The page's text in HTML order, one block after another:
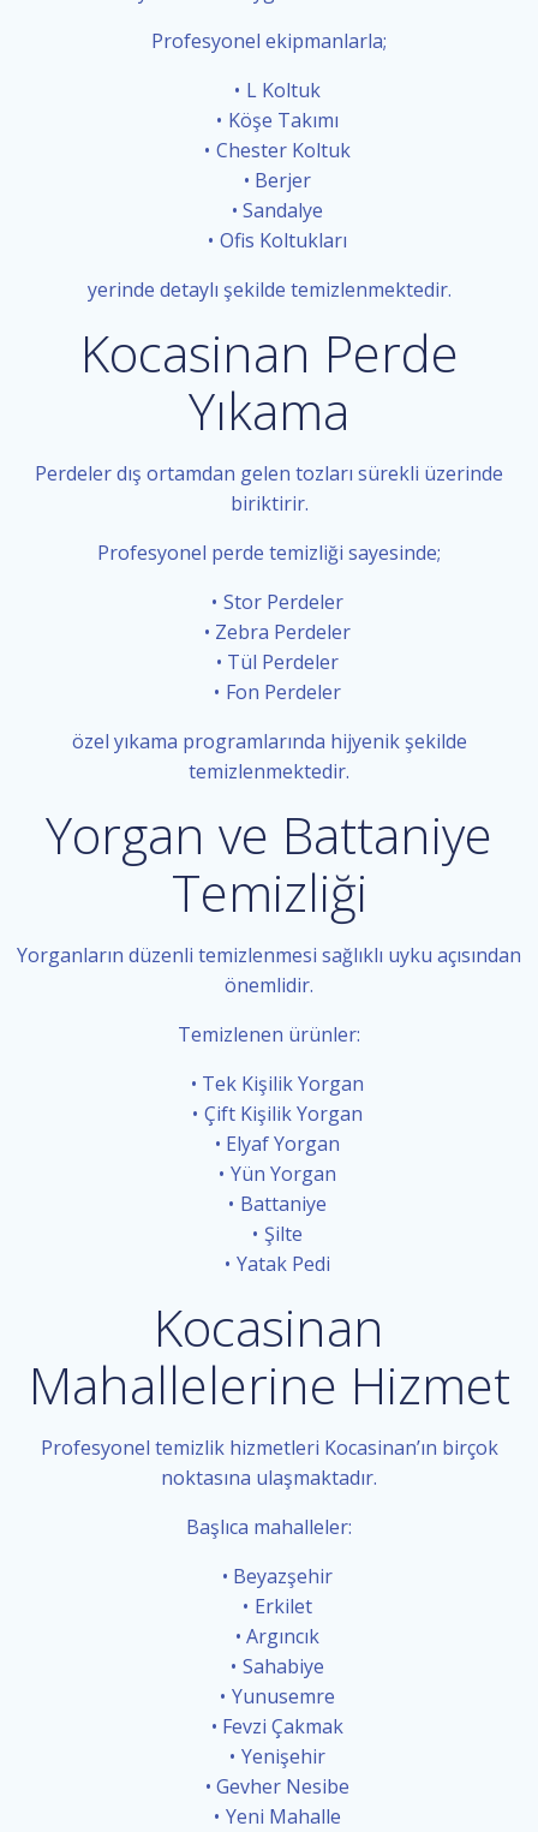
Profesyonel ekipmanlarla;
L Koltuk
Köşe Takımı
Chester Koltuk
Berjer
Sandalye
Ofis Koltukları
yerinde detaylı şekilde temizlenmektedir.
Kocasinan Perde
Yıkama
Perdeler dış ortamdan gelen tozları sürekli üzerinde
biriktirir.
Profesyonel perde temizliği sayesinde;
Stor Perdeler
Zebra Perdeler
Tül Perdeler
Fon Perdeler
özel yıkama programlarında hijyenik şekilde
temizlenmektedir.
Yorgan ve Battaniye
Temizliği
Yorganların düzenli temizlenmesi sağlıklı uyku açısından
önemlidir.
Temizlenen ürünler:
Tek Kişilik Yorgan
Çift Kişilik Yorgan
Elyaf Yorgan
Yün Yorgan
Battaniye
Şilte
Yatak Pedi
Kocasinan
Mahallelerine Hizmet
Profesyonel temizlik hizmetleri Kocasinan’ın birçok
noktasına ulaşmaktadır.
Başlıca mahalleler:
Beyazşehir
Erkilet
Argıncık
Sahabiye
Yunusemre
Fevzi Çakmak
Yenişehir
Gevher Nesibe
Yeni Mahalle